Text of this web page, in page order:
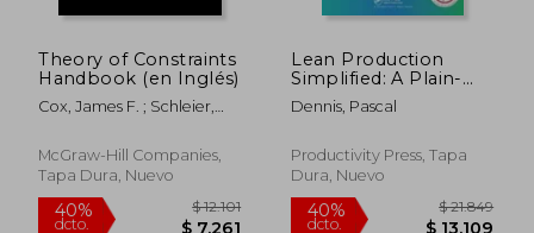
40%
dcto. $ 13.384
40%
dcto. $
Theory of Constraints
Handbook (en Inglés)
Cox, James F. ; Schleier,
McGraw-Hill Companies,
Tapa Dura, Nuevo
Lean Production
Simplified: A Plain-
Language Guide to
the World's Most
System (en Inglés)
Dennis, Pascal
Productivity Press, Tapa
Dura, Nuevo